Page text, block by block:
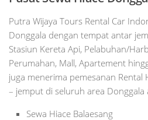
Putra Wijaya Tours Rental Car
Donggala dengan tempat antar
Stasiun Kereta Api, Pelabuhan/
Perumahan, Mall, Apartement
juga menerima pemesanan
– jemput di seluruh area Donggala
Sewa Hiace Balaesang